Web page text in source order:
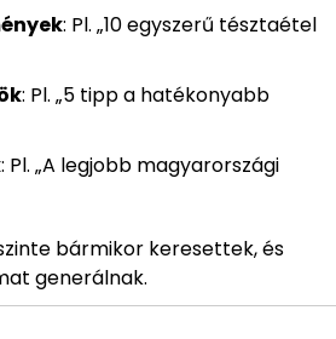
: Pl. „10 egyszerű tésztaétel
: Pl. „5 tipp a hatékonyabb
: Pl. „A legjobb magyarországi
bármikor keresettek, és
generálnak.